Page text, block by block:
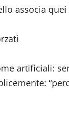
associa
artificiali: